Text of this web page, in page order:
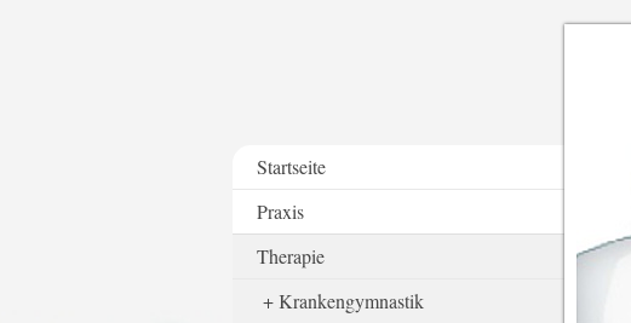
Startseite
Praxis
Therapie
Krankengymnastik